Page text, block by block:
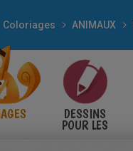
Coloriages ANIMAUX
DESSINS
POUR LES